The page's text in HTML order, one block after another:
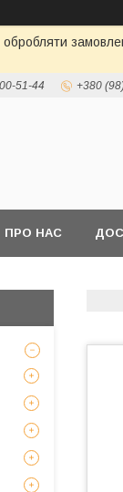
51-44 +380
ПРО НАС